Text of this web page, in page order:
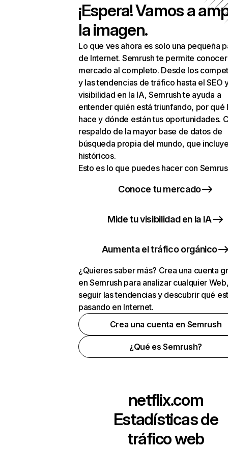
¡Espera! Vamos a
la imagen.
Lo que ves ahora es solo una pequeña
de Internet. Semrush te permite
mercado al completo. Desde los
y las tendencias de tráfico hasta el SEO
visibilidad en la IA, Semrush te ayuda a
entender quién está triunfando, por qué
hace y dónde están tus oportunidades.
respaldo de la mayor base de datos de
búsqueda propia del mundo, que
históricos.
Esto es lo que puedes hacer con
Conoce tu mercado
Mide tu visibilidad en la IA
Aumenta el tráfico orgánico
¿Quieres saber más? Crea una cuenta
en Semrush para analizar cualquier
seguir las tendencias y descubrir qué
pasando en Internet.
Crea una cuenta en Semrush
¿Qué es Semrush?
netflix.com
Estadísticas de
tráfico web